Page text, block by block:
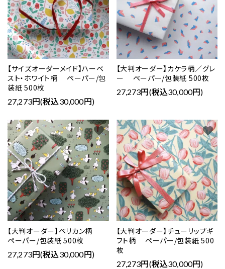
【サイズオーダーメイド】ハーベ
スト・ホワイト柄 ペーパー/包
装紙 500枚
27,273円(税込30,000円)
【大判オーダー】カケラ柄／グレ
ー ペーパー/包装紙 500枚
27,273円(税込30,000円)
【大判オーダー】ペリカン柄
ペーパー/包装紙 500枚
27,273円(税込30,000円)
favorite
【大判オーダー】チューリップギ
フト柄 ペーパー/包装紙 500
枚
27,273円(税込30,000円)
favorite